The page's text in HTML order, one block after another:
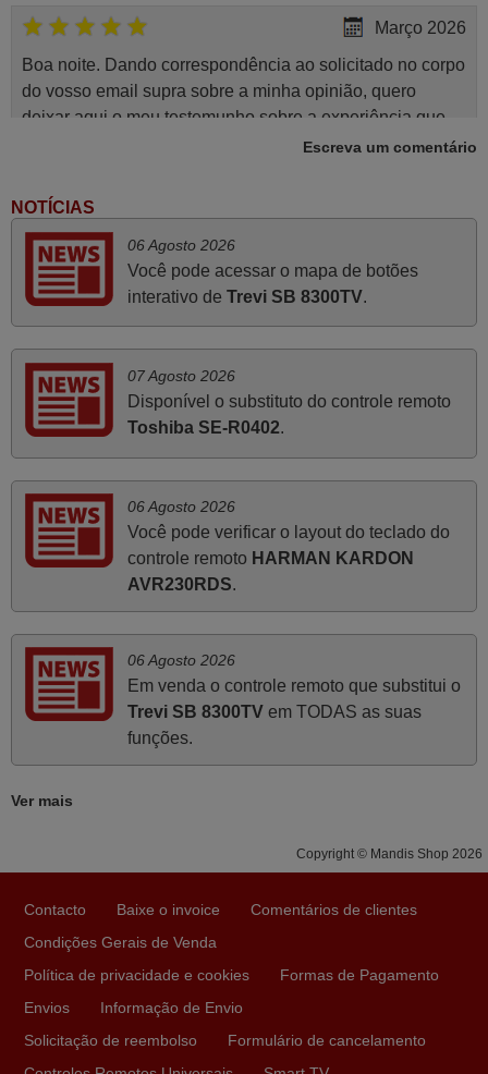
Março 2026
Boa noite. Dando correspondência ao solicitado no corpo
do vosso email supra sobre a minha opinião, quero
deixar aqui o meu testemunho sobre a experiência que
tive com a vossa Empresa durante a minha encomenda
cliente, clareza de instruções durante o processo,
qualidade do produto, cumprimento dos prazos A TUDO
ISTO DOU DOU A NOTA MÁXIMA DE 5 ESTRELAS.
Sinceramente, faço votos para que assim continuem, pois
infelizmente vai sendo raro encontrar Empresas cuja
relação online com o cliente seja tão prática e eficiente
como a demonstrada por vós. Apresento os meus
cumprimentos.
Paulo,
Muito atenciosos. Funciona na perfeição. Obrigado
Já recebi o comando bem embalado mas não é de
origem mas trabalha bem, obrigada!..
Francisco Alexandre,
Maio 2025
e seu funcionamento perfeito, a rapidez na entrega e a
vossa eficiência no processo. Gostaria de salientar que
foi de extrema importância a vossa informação acerca de
como usar o comando sem usar por marca mas
tinha explicado como funcionar. Apenas diziam que
Escreva um comentário
NOTÍCIAS
06 Agosto 2026
Você pode acessar o mapa de botões
interativo de Trevi SB 8300TV.
07 Agosto 2026
Disponível o substituto do controle remoto
Toshiba SE-R0402.
06 Agosto 2026
Você pode verificar o layout do teclado do
controle remoto HARMAN KARDON
AVR230RDS.
06 Agosto 2026
Em venda o controle remoto que substitui o
Trevi SB 8300TVem TODAS as suas
funções.
Ver mais
Copyright © Mandis Shop 2026
Contacto Baixe o invoice
Comentários de clientes
Condições Gerais de Venda
Política de privacidade e cookies
Formas de Pagamento
Envios
Informação de Envio
Solicitação de reembolso
Formulário de cancelamento